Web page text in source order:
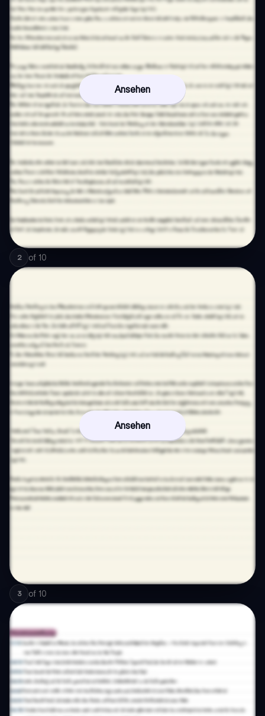
Ansehen
2 of 10
Ansehen
3 of 10